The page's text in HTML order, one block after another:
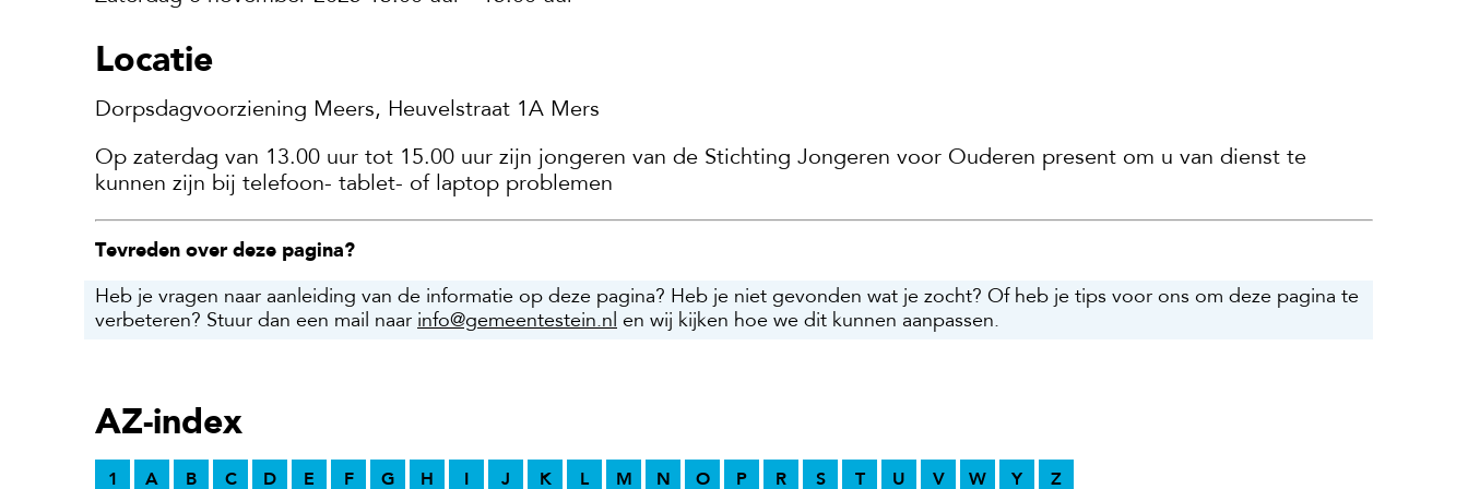
Locatie
Dorpsdagvoorziening Meers, Heuvelstraat 1A Mers
Op zaterdag van 13.00 uur tot 15.00 uur zijn jongeren van de Stichting Jongeren voor Ouderen present om u van dienst te
kunnen zijn bij telefoon- tablet- of laptop problemen
Tevreden over deze pagina?
Heb je vragen naar aanleiding van de informatie op deze pagina? Heb je niet gevonden wat je zocht? Of heb je tips voor ons om deze pagina te
verbeteren? Stuur dan een mail naar info@gemeentestein.nl en wij kijken hoe we dit kunnen aanpassen.
AZ-index
1 A B C D E F G H I J K L M N O P R S T U V W Y Z